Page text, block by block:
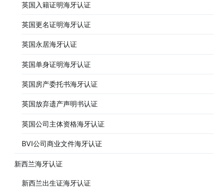
英国入籍证明海牙认证
英国更名证明海牙认证
英国永居海牙认证
英国单身证明海牙认证
英国房产委托书海牙认证
英国放弃遗产声明书认证
英国公司主体资格海牙认证
BVI公司商业文件海牙认证
新西兰海牙认证
新西兰出生证海牙认证